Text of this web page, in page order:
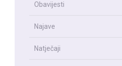
Obavijesti
Najave
Natječaji